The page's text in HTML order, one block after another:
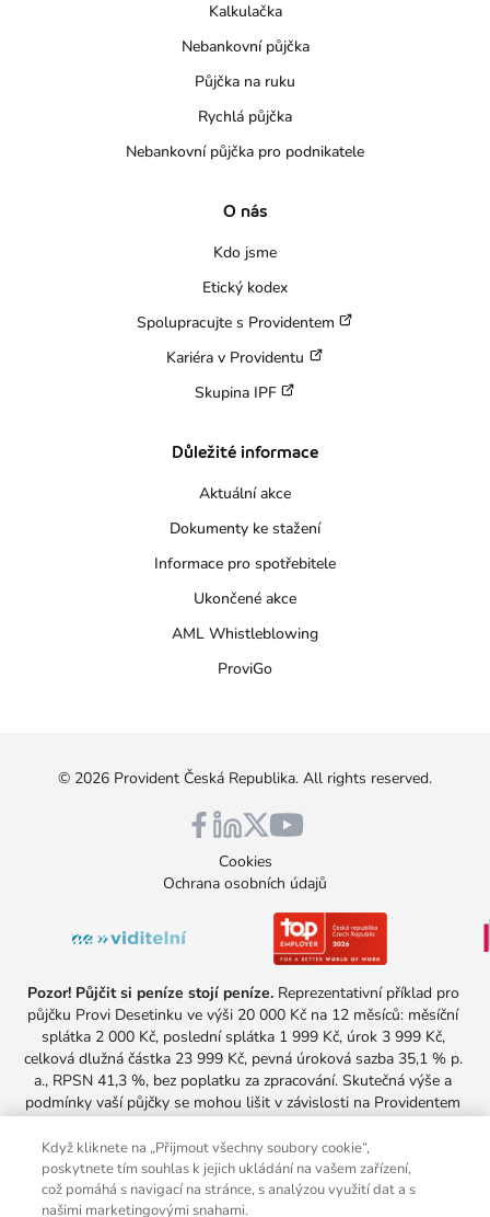
Kalkulačka
Nebankovní půjčka
Půjčka na ruku
Rychlá půjčka
Nebankovní půjčka pro podnikatele
O nás
Kdo jsme
Etický kodex
Spolupracujte s Providentem
Kariéra v Providentu
Skupina IPF
Důležité informace
Aktuální akce
Dokumenty ke stažení
Informace pro spotřebitele
Ukončené akce
AML Whistleblowing
ProviGo
© 2026 Provident Česká Republika. All rights reserved.
Cookies
Ochrana osobních údajů
Pozor! Půjčit si peníze stojí peníze. Reprezentativní příklad pro
půjčku Provi Desetinku ve výši 20 000 Kč na 12 měsíců: měsíční
splátka 2 000 Kč, poslední splátka 1 999 Kč, úrok 3 999 Kč,
celková dlužná částka 23 999 Kč, pevná úroková sazba 35,1 % p.
a., RPSN 41,3 %, bez poplatku za zpracování. Skutečná výše a
podmínky vaší půjčky se mohou lišit v závislosti na Providentem
všechny, kteří aktuálně u Providentu nesplácejí žádnou půjčku.
Minimální doba splácení úvěru je 3 měsíce a maximální 36 měsíců a
úroková sazba se pohybuje od 25 % do 69 % p. a.
Společnost s účinností od 1. 10. 2025 neuplatňuje nárok na
Když kliknete na „Přijmout všechny soubory cookie“,
poskytnete tím souhlas k jejich ukládání na vašem zařízení,
což pomáhá s navigací na stránce, s analýzou využití dat a s
našimi marketingovými snahami.